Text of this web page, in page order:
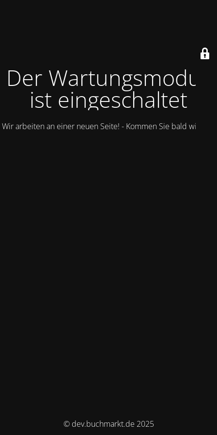
Der Wartungsmodus
ist eingeschaltet
Wir arbeiten an einer neuen Seite! - Kommen Sie bald wieder.
© dev.buchmarkt.de 2025